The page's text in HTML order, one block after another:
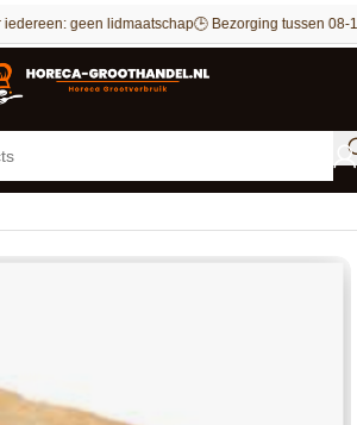
geen lidmaatschap🕒 Bezorging tussen 08-